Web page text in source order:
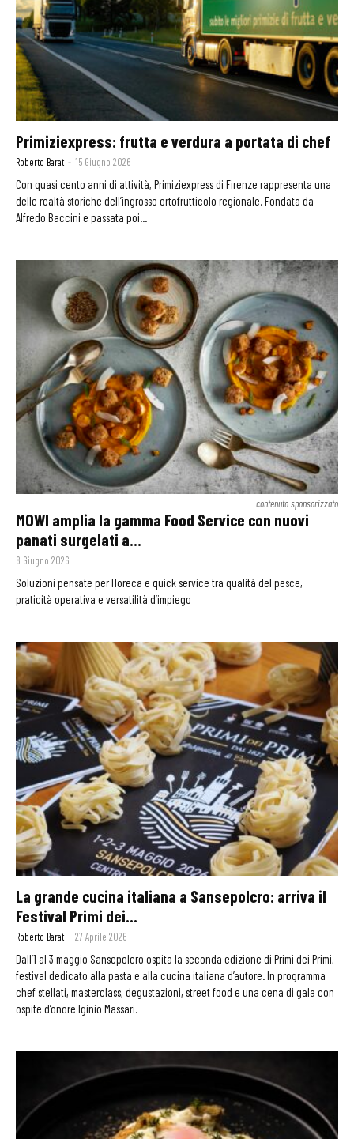
Primiziexpress: frutta e verdura a portata di chef
Roberto Barat - 15 Giugno 2026
Con quasi cento anni di attività, Primiziexpress di Firenze rappresenta una
delle realtà storiche dell’ingrosso ortofrutticolo regionale. Fondata da
Alfredo Baccini e passata poi...
contenuto sponsorizzato
MOWI amplia la gamma Food Service con nuovi
panati surgelati a...
8 Giugno 2026
Soluzioni pensate per Horeca e quick service tra qualità del pesce,
praticità operativa e versatilità d’impiego
La grande cucina italiana a Sansepolcro: arriva il
Festival Primi dei...
Roberto Barat - 27 Aprile 2026
Dall’1 al 3 maggio Sansepolcro ospita la seconda edizione di Primi dei Primi,
festival dedicato alla pasta e alla cucina italiana d’autore. In programma
chef stellati, masterclass, degustazioni, street food e una cena di gala con
ospite d’onore Iginio Massari.